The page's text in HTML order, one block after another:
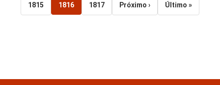
1815 1816 1817 Próximo › Último »